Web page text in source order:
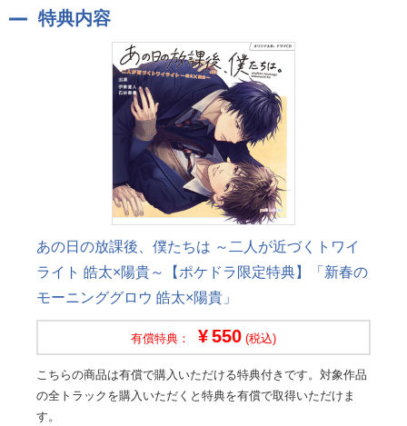
特典内容
あの日の放課後、僕たちは ～二人が近づくトワイ
ライト 皓太×陽貴～【ポケドラ限定特典】「新春の
モーニンググロウ 皓太×陽貴」
有償特典： 550 (税込)
こちらの商品は有償で購入いただける特典付きです。対象作品
の全トラックを購入いただくと特典を有償で取得いただけま
す。